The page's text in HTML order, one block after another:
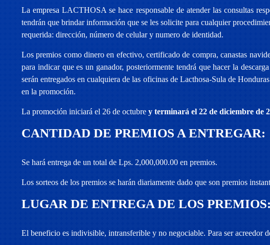
La empresa LACTHOSA se hace responsable de atender las consultas
tendrán que brindar información que se les solicite para cualquier
requerida: dirección, número de celular y numero de identidad.
Los premios como dinero en efectivo, certificado de compra, canastas
para indicar que es un ganador, posteriormente tendrá que hacer la
serán entregados en cualquiera de las oficinas de Lacthosa-Sula de
en la promoción.
La promoción iniciará el 26 de octubre y terminará el 22 de diciembre de
CANTIDAD DE PREMIOS A ENTREGAR:
Se hará entrega de un total de Lps. 2,000,000.00 en premios.
Los sorteos de los premios se harán diariamente dado que son premios
LUGAR DE ENTREGA DE LOS PREMIOS:
El beneficio es indivisible, intransferible y no negociable. Para ser acreedor